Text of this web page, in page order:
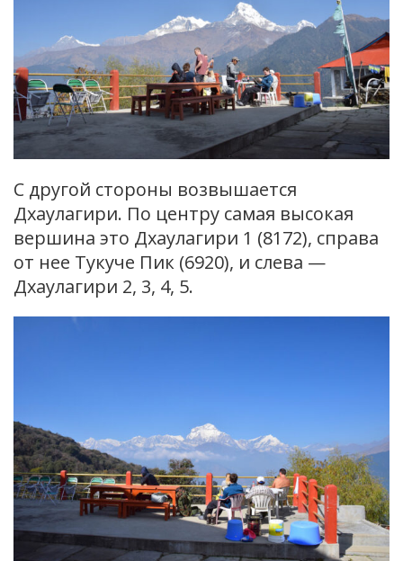
С другой стороны возвышается
Дхаулагири. По центру самая высокая
вершина это Дхаулагири 1 (8172), справа
от нее Тукуче Пик (6920), и слева —
Дхаулагири 2, 3, 4, 5.